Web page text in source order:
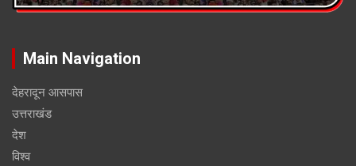
Main Navigation
देहरादून आसपास
उत्तराखंड
देश
विश्व